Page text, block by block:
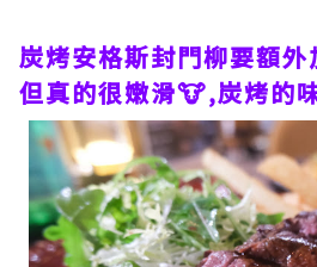
炭烤安格斯封門柳要額
但真的很嫩滑🐮,炭烤的